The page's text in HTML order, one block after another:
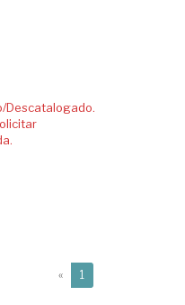
Descatalogado.
« 1